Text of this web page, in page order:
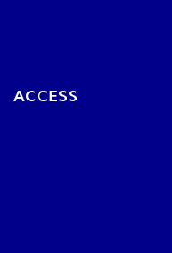
ACCESS